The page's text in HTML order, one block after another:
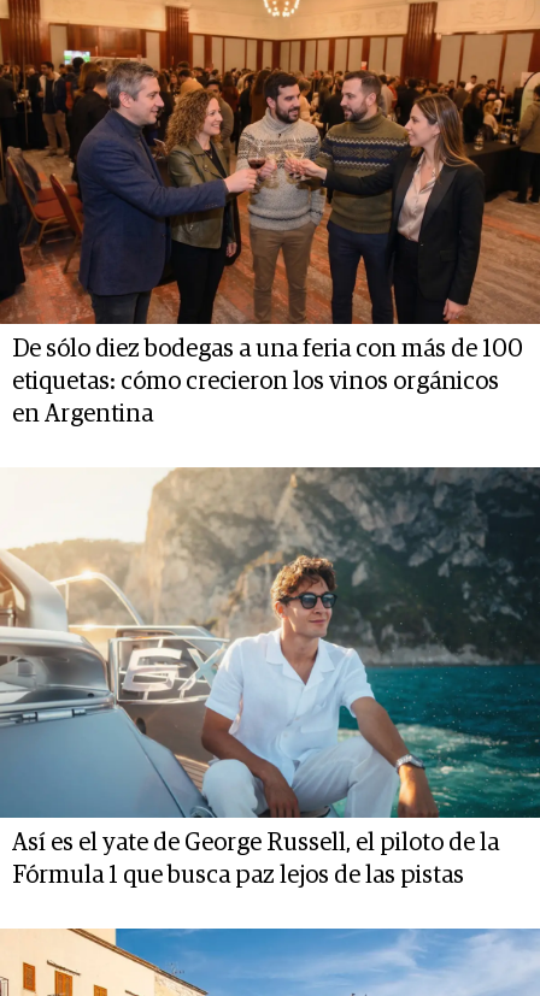
De sólo diez bodegas a una feria con más de 100
etiquetas: cómo crecieron los vinos orgánicos
en Argentina
Así es el yate de George Russell, el piloto de la
Fórmula 1 que busca paz lejos de las pistas